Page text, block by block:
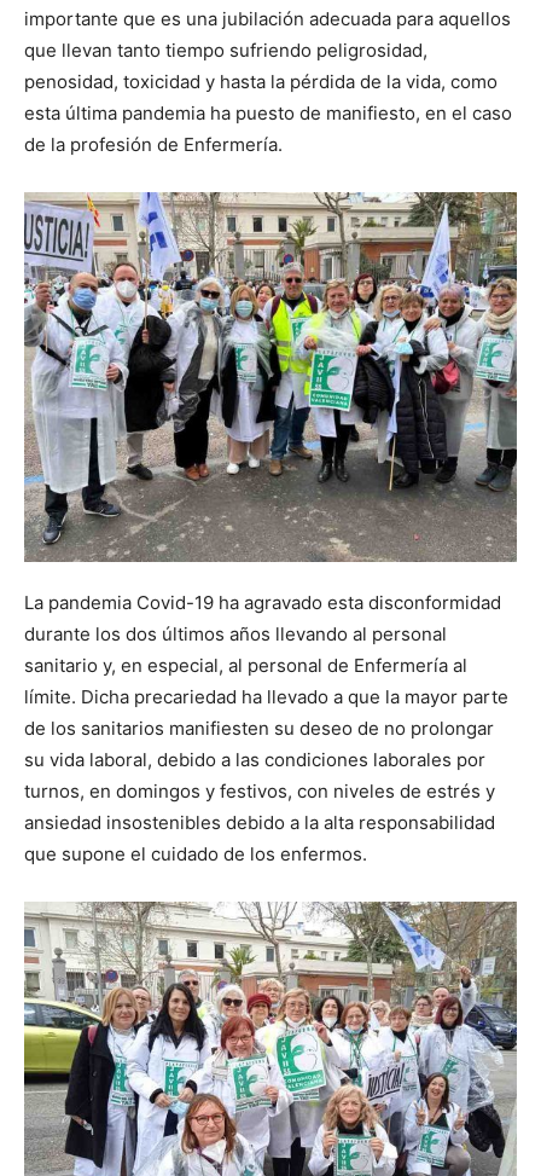
importante que es una jubilación adecuada para aquellos
que llevan tanto tiempo sufriendo peligrosidad,
penosidad, toxicidad y hasta la pérdida de la vida, como
esta última pandemia ha puesto de manifiesto, en el caso
de la profesión de Enfermería.
La pandemia Covid-19 ha agravado esta disconformidad
durante los dos últimos años llevando al personal
sanitario y, en especial, al personal de Enfermería al
límite. Dicha precariedad ha llevado a que la mayor parte
de los sanitarios manifiesten su deseo de no prolongar
su vida laboral, debido a las condiciones laborales por
turnos, en domingos y festivos, con niveles de estrés y
ansiedad insostenibles debido a la alta responsabilidad
que supone el cuidado de los enfermos.